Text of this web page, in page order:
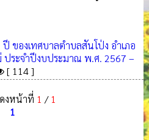
ของเทศบาลตำบลสันโป่ง อำเภอ
ประจำปีงบประมาณ พ.ศ. 2567 –
[ 114 ]
งหน้าที่ 1 / 1
1